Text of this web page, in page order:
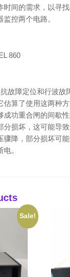
时间的需求，以寻
控两个电路。
860
故障定位和行波故
估算了使用这两种
成功重合闸的间歇
损坏，这可能导致
骤降，部分损坏可
。
Sale!